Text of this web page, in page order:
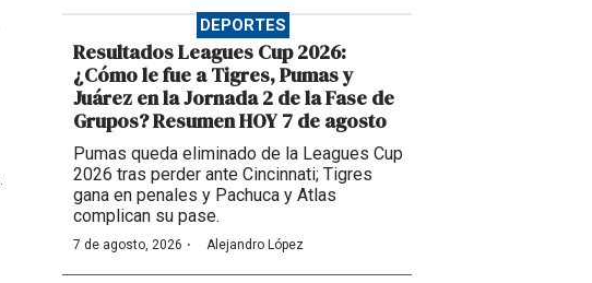
DEPORTES
Resultados Leagues Cup 2026:
¿Cómo le fue a Tigres, Pumas y
Juárez en la Jornada 2 de la Fase de
Grupos? Resumen HOY 7 de agosto
Pumas queda eliminado de la Leagues Cup
2026 tras perder ante Cincinnati; Tigres
gana en penales y Pachuca y Atlas
complican su pase.
7 de agosto, 2026 · Alejandro López